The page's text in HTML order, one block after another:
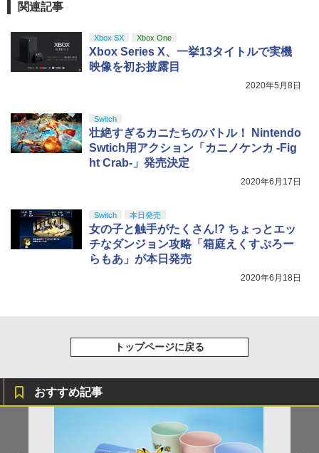
4
￥10,737
￥10,737
￥2,618
￥8,020
劇場版「鬼滅の刃」無限城編 第一章 猗
【Amazon.co.jp限定】劇場版モノノ怪
第三章 蛇神 (オリジナル特典:オリジナル
しイラストボード付) [Blu-ray]
￥9,900
関連記事
Xbox SX Xbox One
Xbox Series X、一挙13タイトルで実機
映像を初お披露目
2020年5月8日
Switch
壮絶すぎるカニたちのバトル！ Nintendo
Swtich用アクション「カニノケンカ -Fig
ht Crab-」発売決定
2020年6月17日
Switch 本日発売
女の子と触手がたくさん!? ちょっとエッ
チなダンジョン攻略「箱庭えくすぷろー
らもあ」が本日発売
2020年6月18日
トップページに戻る
おすすめ記事